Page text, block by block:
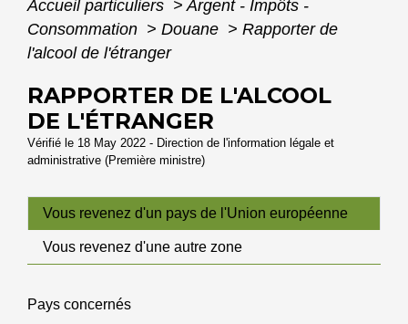
Accueil particuliers > Argent - Impôts -
Consommation > Douane > Rapporter de
l'alcool de l'étranger
RAPPORTER DE L'ALCOOL
DE L'ÉTRANGER
Vérifié le 18 May 2022 - Direction de l'information légale et
administrative (Première ministre)
Vous revenez d'un pays de l'Union européenne
Vous revenez d'une autre zone
Pays concernés